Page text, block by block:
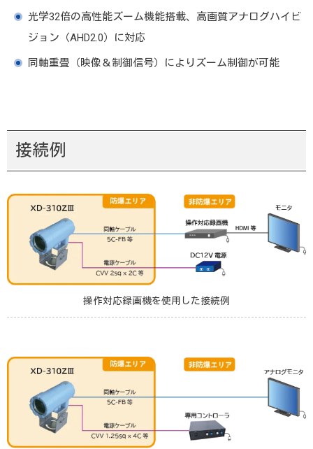
光学32倍の高性能ズーム機能搭載、高画質アナログハイビ
ジョン（AHD2.0）に対応
同軸重畳（映像＆制御信号）によりズーム制御が可能
接続例
操作対応録画機を使用した接続例